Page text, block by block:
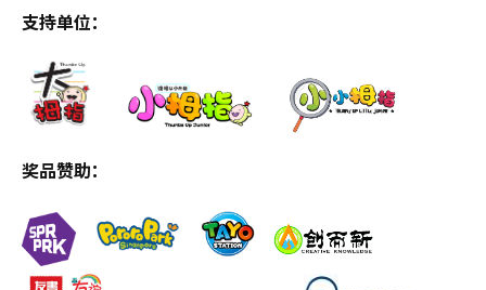
支持单位：
奖品赞助：